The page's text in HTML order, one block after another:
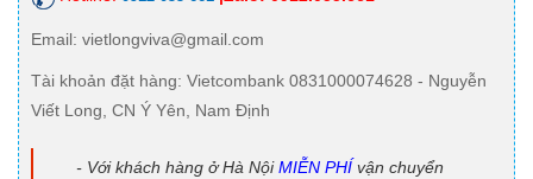
Email: vietlongviva@gmail.com
Tài khoản đặt hàng: Vietcombank 0831000074628 - Nguyễn
Viết Long, CN Ý Yên, Nam Định
- Với khách hàng ở Hà NộiMIỄN PHÍ vận chuyển